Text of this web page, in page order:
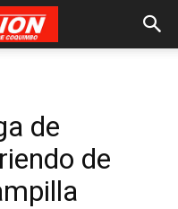
de
de